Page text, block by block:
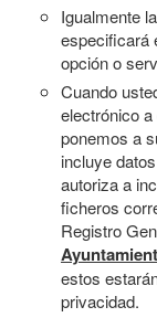
Igualmente
especificará
opción o
Cuando
electrónico
ponemos a
incluye
autoriza a
ficheros
Registro
estos
privacidad.